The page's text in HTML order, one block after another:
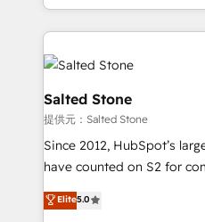
solve the right problem with
only firm in the world to
Accreditations with both
clients gain a unique
pipeline generation, data
market execution. Why B2B Businesses Choose RP: -
Secure: Soc2 compliant 🛡️ - Pricing:
starting at $1,5k 💵 - Speed: Launch in 14 days ⚡ -
Scale: Fastest tiering Elite HubSpot Partner 🪴 -
Salted Stone
提供元：Salted Stone
Since 2012, HubSpot’s
have counted on S2 for
management, systems
solutions that deliver
Elite5.0